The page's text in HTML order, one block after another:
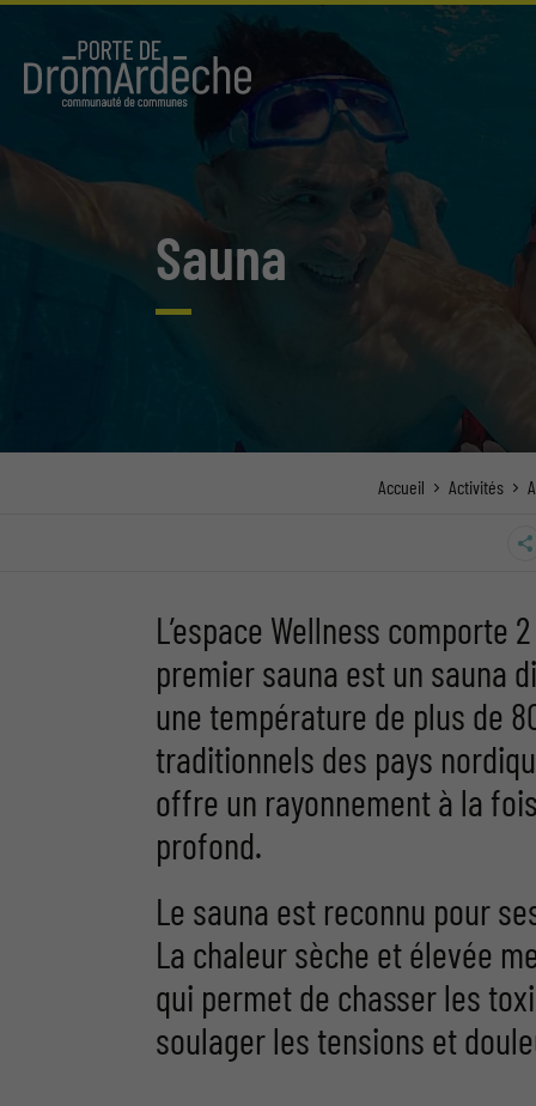
Sauna
Accueil Activités
L’espace Wellness comporte
premier sauna est un sauna
une température de plus de
traditionnels des pays
offre un rayonnement à la
profond.
Le sauna est reconnu pour
La chaleur sèche et élevée
qui permet de chasser les
soulager les tensions et